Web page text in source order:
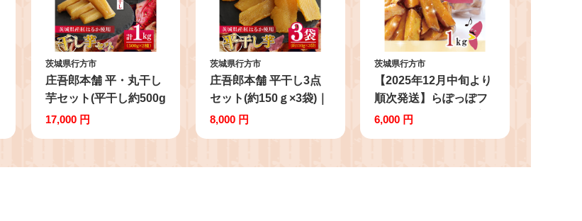
茨城県行方市
庄吾郎本舗 平・丸干し
芋セット(平干し約500g
＋丸干し約500g)｜干し
紅はるか 熟成紅はるか
17,000 円
茨城県行方市
庄吾郎本舗 平干し3点
セット(約150ｇ×3袋)｜
干し芋 平干し芋 ほしい
まいも サツマイモ 無添
8,000 円
茨城県行方市
【2025年12月中旬より
順次発送】らぽっぽフ
ァーム【工場直送】美
マイモ だいがくいも ス
6,000 円